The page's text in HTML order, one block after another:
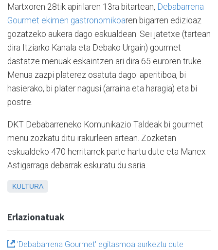
Martxoren 28tik apirilaren 13ra bitartean, Debabarrena
Gourmet ekimen gastronomikoaren bigarren edizioaz
gozatzeko aukera dago eskualdean. Sei jatetxe (tartean
dira Itziarko Kanala eta Debako Urgain) gourmet
dastatze menuak eskaintzen ari dira 65 euroren truke.
Menua zazpi platerez osatuta dago: aperitiboa, bi
hasierako, bi plater nagusi (arraina eta haragia) eta bi
postre.
DKT Debabarreneko Komunikazio Taldeak bi gourmet
menu zozkatu ditu irakurleen artean. Zozketan
eskualdeko 470 herritarrek parte hartu dute eta Manex
Astigarraga debarrak eskuratu du saria.
KULTURA
Erlazionatuak
'Debabarrena Gourmet' egitasmoa aurkeztu dute